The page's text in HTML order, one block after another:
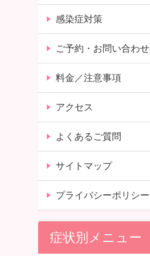
感染症対策
ご予約・お問い合わせ
料金／注意事項
アクセス
よくあるご質問
サイトマップ
プライバシーポリシー
症状別メニュー